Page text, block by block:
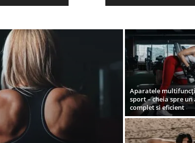
Aparatele
sport – cheia spre
complet si eficient